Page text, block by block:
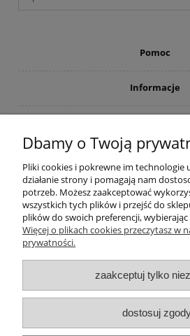
Pomoc
Informacje
PRODUCENCI
Popularne
Dive Factory 24-aleja 29
woj. małopolskie - NIP
tel.12 418 39 59-
pokaż pełną
Dbamy o Twoją
Pliki cookies i pokrewne im technologie
działanie strony i pomagają nam
potrzeb. Możesz zaakceptować
wszystkich tych plików i przejść do
plików do swoich preferencji,
Więcej o plikach cookies przeczytasz w
prywatności.
zaakceptuj tylko
dostosuj